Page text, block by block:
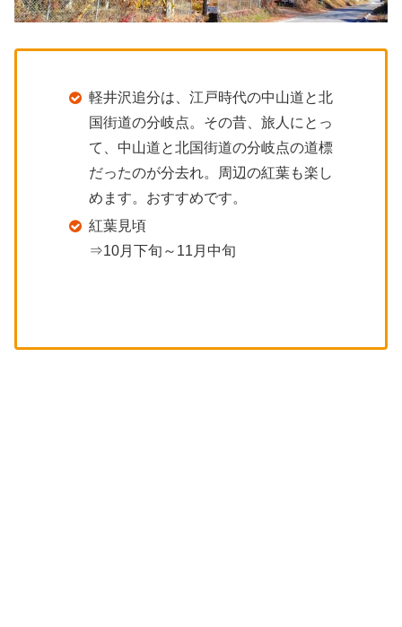
軽井沢追分は、江戸時代の中山道と北
国街道の分岐点。その昔、旅人にとっ
て、中山道と北国街道の分岐点の道標
だったのが分去れ。周辺の紅葉も楽し
めます。おすすめです。
紅葉見頃
⇒10月下旬～11月中旬